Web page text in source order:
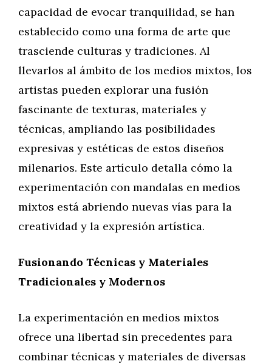
capacidad de evocar tranquilidad, se han
establecido como una forma de arte que
trasciende culturas y tradiciones. Al
llevarlos al ámbito de los medios mixtos, los
artistas pueden explorar una fusión
fascinante de texturas, materiales y
técnicas, ampliando las posibilidades
expresivas y estéticas de estos diseños
milenarios. Este artículo detalla cómo la
experimentación con mandalas en medios
mixtos está abriendo nuevas vías para la
creatividad y la expresión artística.
Fusionando Técnicas y Materiales
Tradicionales y Modernos
La experimentación en medios mixtos
ofrece una libertad sin precedentes para
combinar técnicas y materiales de diversas